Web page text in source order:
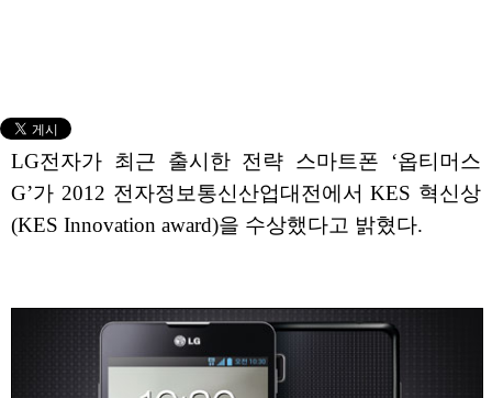
LG전자가 최근 출시한 전략 스마트폰 ‘옵티머스
G’가 2012 전자정보통신산업대전에서 KES 혁신상
(KES Innovation award)을 수상했다고 밝혔다.